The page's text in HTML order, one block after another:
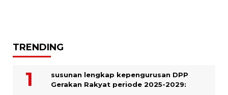
TRENDING
susunan lengkap kepengurusan DPP
Gerakan Rakyat periode 2025-2029: